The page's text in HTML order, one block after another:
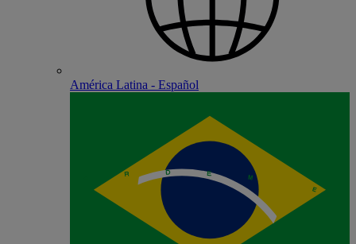
América Latina - Español